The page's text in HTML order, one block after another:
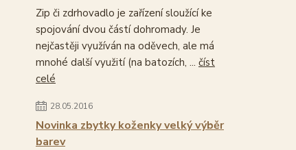
Zip či zdrhovadlo je zařízení sloužící ke
spojování dvou částí dohromady. Je
nejčastěji využíván na oděvech, ale má
mnohé další využití (na batozích, ... číst
celé
28.05.2016
Novinka zbytky koženky velký výběr
barev